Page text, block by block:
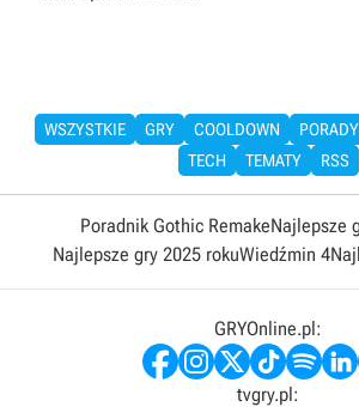
WSZYSTKIE GRY COOLDOWN PORADY
TECH
TEMATY RSS
Poradnik Gothic RemakeNajlepsze
Najlepsze gry 2025 rokuWiedźmin 4
GRYOnline.pl:
tvgry.pl: